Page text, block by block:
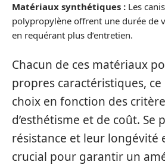
Matériaux synthétiques : Les
polypropylène offrent une durée de
en requérant plus d’entretien.
Chacun de ces matériaux
propres caractéristiques,
choix en fonction des
d’esthétisme et de coût. Se
résistance et leur longévité
crucial pour garantir un